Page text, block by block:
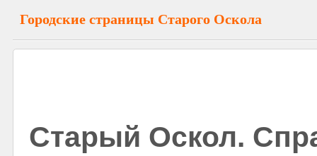
Городские страницы Старого Оскола
Старый Оскол.